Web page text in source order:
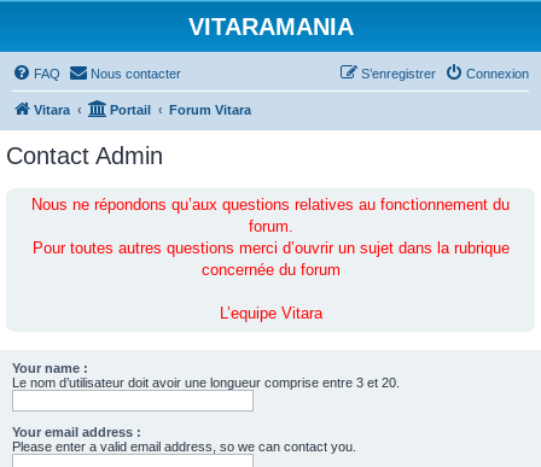
VITARAMANIA
FAQ Nous contacter Connexion
S’enregistrer
Vitara Portail Forum Vitara
Contact Admin
Nous ne répondons qu’aux questions relatives au fonctionnement du
forum.
Pour toutes autres questions merci d’ouvrir un sujet dans la rubrique
concernée du forum
L’equipe Vitara
Your name :
Le nom d’utilisateur doit avoir une longueur comprise entre 3 et 20.
Your email address :
Please enter a valid email address, so we can contact you.